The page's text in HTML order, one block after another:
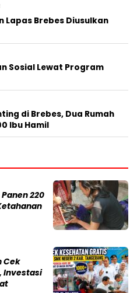
Lapas Brebes Diusulkan
Sosial Lewat Program
di Brebes, Dua Rumah
Ibu Hamil
220
Cek
Investasi